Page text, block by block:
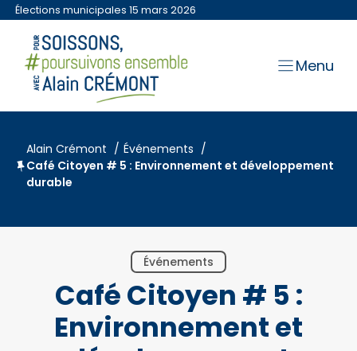
Aller
contenu
Menu
Élections municipales 15 mars 2026
Alain Crémont
Événements
Café Citoyen # 5 : Environnement et développement
durable
Événements
Café Citoyen # 5 :
Environnement et